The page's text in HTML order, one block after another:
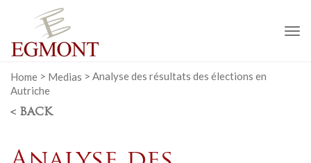
Home > Medias > Analyse des résultats des élections en
Autriche
< BACK